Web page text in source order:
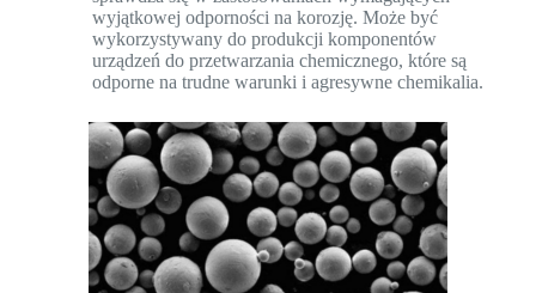
wyjątkowej odporności na korozję. Może być
wykorzystywany do produkcji komponentów
urządzeń do przetwarzania chemicznego, które są
odporne na trudne warunki i agresywne chemikalia.